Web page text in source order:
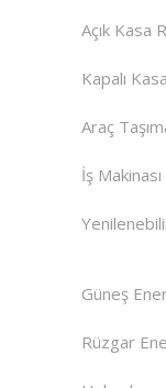
Açık Kasa
Kapalı
Araç
İş
Güneş
Rüzgar